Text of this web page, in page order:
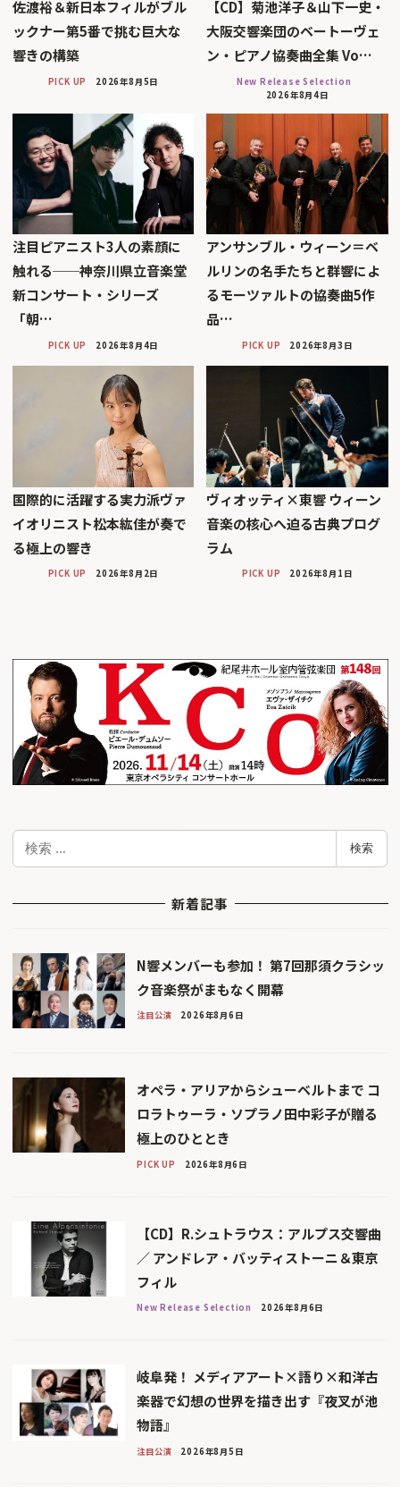
佐渡裕＆新日本フィルがブル
ックナー第5番で挑む巨大な
響きの構築
PICK UP 2026年8月5日
【CD】菊池洋子＆山下一史・
大阪交響楽団のベートーヴェ
ン・ピアノ協奏曲全集 Vo…
New Release Selection
2026年8月4日
注目ピアニスト3人の素顔に
触れる──神奈川県立音楽堂
新コンサート・シリーズ
「朝…
PICK UP 2026年8月4日
アンサンブル・ウィーン＝ベ
ルリンの名手たちと群響によ
るモーツァルトの協奏曲5作
品…
PICK UP 2026年8月3日
国際的に活躍する実力派ヴァ
イオリニスト松本紘佳が奏で
る極上の響き
PICK UP 2026年8月2日
ヴィオッティ×東響 ウィーン
音楽の核心へ迫る古典プログ
ラム
PICK UP 2026年8月1日
検
検索
新着記事
N響メンバーも参加！ 第7回那須クラシッ
ク音楽祭がまもなく開幕
注目公演 2026年8月6日
オペラ・アリアからシューベルトまで コ
ロラトゥーラ・ソプラノ田中彩子が贈る
極上のひととき
PICK UP 2026年8月6日
【CD】R.シュトラウス：アルプス交響曲
／ アンドレア・バッティストーニ＆東京
フィル
New Release Selection 2026年8月6日
岐阜発！ メディアアート×語り×和洋古
楽器で幻想の世界を描き出す『夜叉が池
物語』
注目公演 2026年8月5日